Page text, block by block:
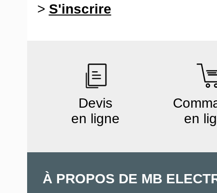
> S'inscrire
Devis
en ligne
en
À PROPOS DE MB